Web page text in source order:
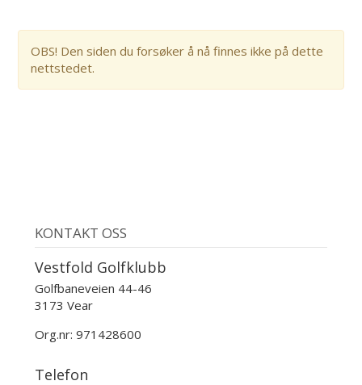
OBS! Den siden du forsøker å nå finnes ikke på dette
nettstedet.
KONTAKT OSS
Vestfold Golfklubb
Golfbaneveien 44-46
3173 Vear
Org.nr: 971428600
Telefon